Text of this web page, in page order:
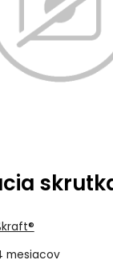
mesiacov